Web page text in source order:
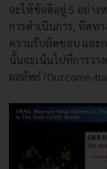
จะให้ข้อดีอยู่ 5 อย่าง
การดำเนินการ, ทิศท
ความรับผิดชอบ และก
นั้นจะเน้นไปที่การวา
ผลลัพธ์ (Outcome-